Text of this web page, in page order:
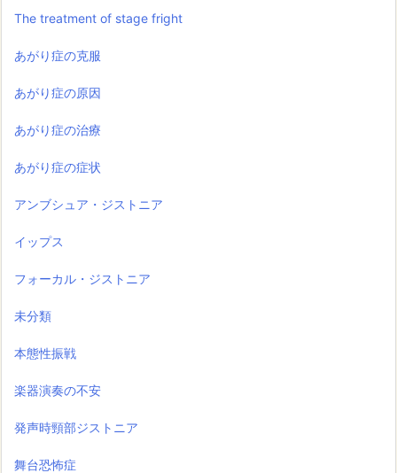
The treatment of stage fright
あがり症の克服
あがり症の原因
あがり症の治療
あがり症の症状
アンブシュア・ジストニア
イップス
フォーカル・ジストニア
未分類
本態性振戦
楽器演奏の不安
発声時頸部ジストニア
舞台恐怖症